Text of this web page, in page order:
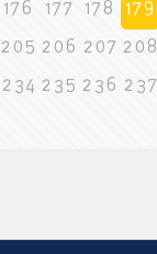
176 177 178 179
205 206 207 208
234 235 236 237